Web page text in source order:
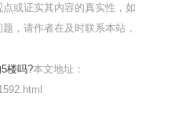
或证实其内容的真实性，如
，请作者在及时联系本站，
楼吗?本文地址：